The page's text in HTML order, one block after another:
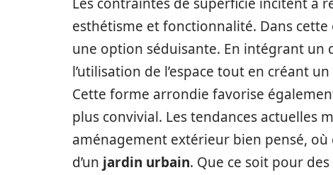
esthétisme et fonctionnalité. Dans cette
une option séduisante. En intégrant
l’utilisation de l’espace tout en créant
Cette forme arrondie favorise
plus convivial. Les tendances actuelles
aménagement extérieur bien pensé,
d’un jardin urbain. Que ce soit pour